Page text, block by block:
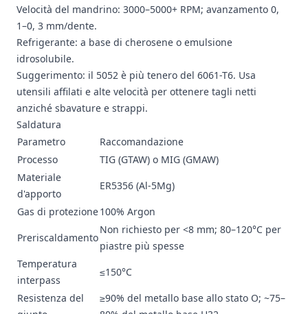
Velocità del mandrino: 3000–5000+ RPM; avanzamento 0,
1–0, 3 mm/dente.
Refrigerante: a base di cherosene o emulsione
idrosolubile.
Suggerimento: il 5052 è più tenero del 6061-T6. Usa
utensili affilati e alte velocità per ottenere tagli netti
anziché sbavature e strappi.
Saldatura
Parametro
Raccomandazione
Processo
TIG (GTAW) o MIG (GMAW)
Materiale
d'apporto
ER5356 (Al-5Mg)
Gas di protezione100% Argon
Preriscaldamento
Non richiesto per <8 mm; 80–120°C per
piastre più spesse
Temperatura
interpass
≤150°C
Resistenza del
≥90% del metallo base allo stato O; ~75–